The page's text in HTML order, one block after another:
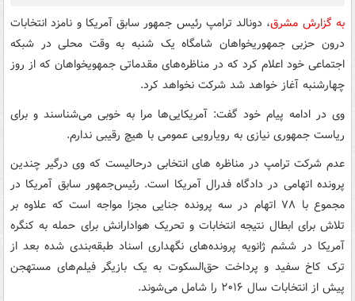
به گزارش مشرق، دونالد ترامپ رئیس جمهور سابق آمریکا و نامزد انتخابات
درون حزبی جمهوریخواهان شامگاه یک شنبه به وقت محلی در شبکه
اجتماعی خود اعلام کرد که در مناظره‌های مقدماتی جمهویخواهان که از روز
چهارشنبه آغاز خواهد شد شرکت نخواهد کرد.
وی در ادامه پیام خود گفت: آمریکایی‌ها مرا به خوبی می‌شناسند و برای
ریاست جمهوری نیازی به رویارویی عمومی با هیچ رقیبی ندارم.
عدم شرکت ترامپ در مناظره های انتخابی درحالیست که وی درگیر چندین
پرونده اتهامی در دادگاه فدرال آمریکا است. رئیس‌جمهور سابق آمریکا در
مجموع با ۷۸ اتهام در سه پرونده جنایی مجزا مواجه است که علاوه بر
تلاش برای ابطال نتیجه انتخابات و تحریک هوادارانش برای حمله به کنگره
آمریکا در ششم ژانویه پرونده‌های نگهداری اسناد طبقه‌بندی شده بعد از
ترک کاخ سفید و پرداخت حق‌السکوت به یک بازیگر فیلم‌های مستهجن
پیش از انتخابات سال ۲۰۱۶ را شامل می‌شوند.